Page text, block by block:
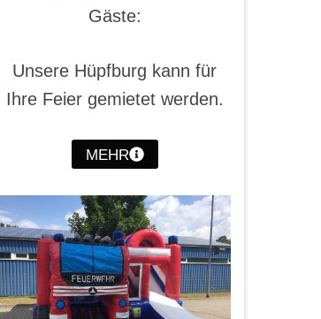
Gäste:
Unsere Hüpfburg kann für
Ihre Feier gemietet werden.
MEHR